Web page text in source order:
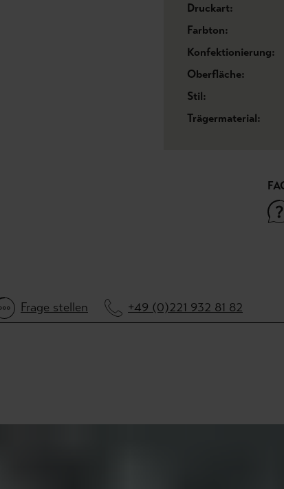
Druckart:
Farbton:
Konfektionierung:
Oberfläche:
Stil:
Trägermaterial:
Frage stellen +49 (0)221 932 81 82